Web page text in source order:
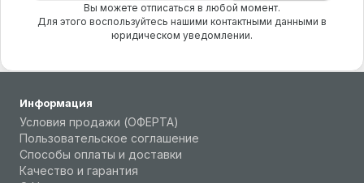
Вы можете отписаться в любой момент.
Для этого воспользуйтесь нашими контактными данными в
юридическом уведомлении.
Информация
Условия продажи (ОФЕРТА)
Пользовательское соглашение
Способы оплаты и доставки
Качество и гарантия